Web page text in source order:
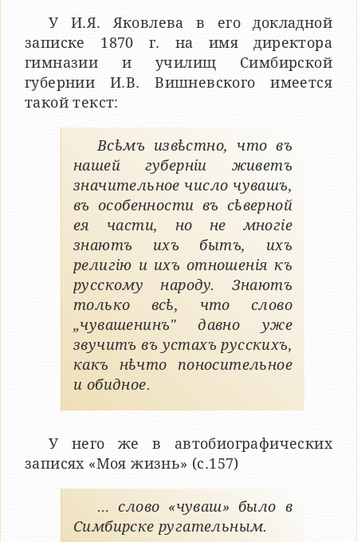
У И.Я. Яковлева в его докладной
записке 1870 г. на имя директора
гимназии и училищ Симбирской
губернии И.В. Вишневского имеется
такой текст:
Всѣмъ извѣстно, что въ
нашей губерніи живетъ
значительное число чувашъ,
въ особенности въ сѣверной
ея части, но не многіе
знаютъ ихъ бытъ, ихъ
религію и ихъ отношенія къ
русскому народу. Знаютъ
только всѣ, что слово
„чувашенинъ" давно уже
звучитъ въ устахъ русскихъ,
какъ нѣчто поносительное
и обидное.
У него же в автобиографических
записях «Моя жизнь» (с.157)
… слово «чуваш» было в
Симбирске ругательным.